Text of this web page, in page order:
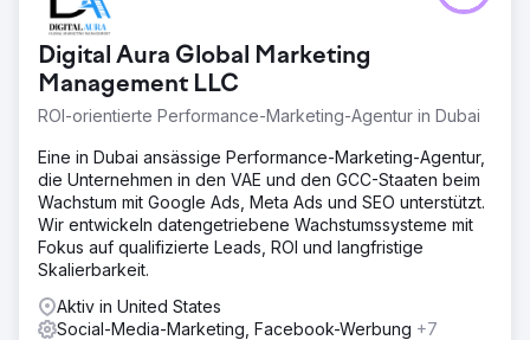
Digital Aura Global Marketing
Management LLC
ROI-orientierte Performance-Marketing-Agentur in Dubai
Eine in Dubai ansässige Performance-Marketing-Agentur,
die Unternehmen in den VAE und den GCC-Staaten beim
Wachstum mit Google Ads, Meta Ads und SEO unterstützt.
Wir entwickeln datengetriebene Wachstumssysteme mit
Fokus auf qualifizierte Leads, ROI und langfristige
Skalierbarkeit.
Aktiv in United States
Social-Media-Marketing, Facebook-Werbung +7